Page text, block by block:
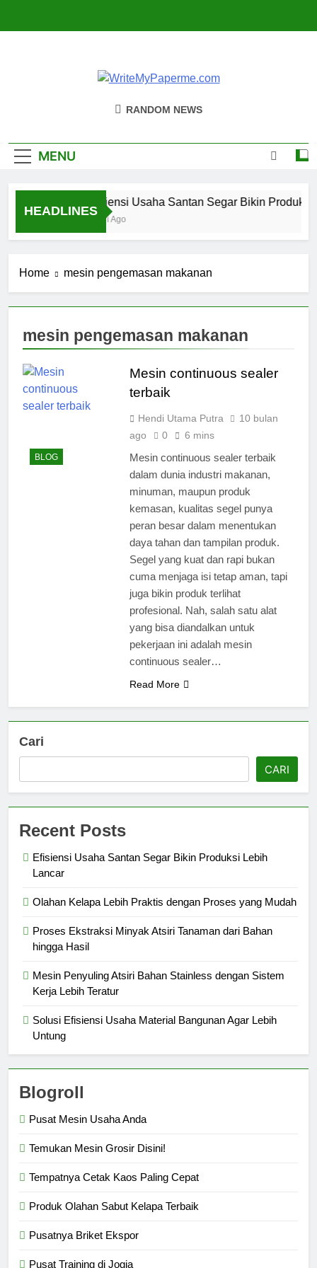
RANDOM NEWS
MENU
HEADLINES
Efisiensi Usaha Santan Segar Bikin Produksi
4 Hari Ago
Home mesin pengemasan makanan
mesin pengemasan makanan
BLOG
Mesin continuous sealer
terbaik
Hendi Utama Putra
10 bulan
ago
0 6 mins
Mesin continuous sealer terbaik
dalam dunia industri makanan,
minuman, maupun produk
kemasan, kualitas segel punya
peran besar dalam menentukan
daya tahan dan tampilan produk.
Segel yang kuat dan rapi bukan
cuma menjaga isi tetap aman, tapi
juga bikin produk terlihat
profesional. Nah, salah satu alat
yang bisa diandalkan untuk
pekerjaan ini adalah mesin
continuous sealer…
Read More
Cari
CARI
Recent Posts
Efisiensi Usaha Santan Segar Bikin Produksi Lebih
Lancar
Olahan Kelapa Lebih Praktis dengan Proses yang Mudah
Proses Ekstraksi Minyak Atsiri Tanaman dari Bahan
hingga Hasil
Mesin Penyuling Atsiri Bahan Stainless dengan Sistem
Kerja Lebih Teratur
Solusi Efisiensi Usaha Material Bangunan Agar Lebih
Untung
Blogroll
Pusat Mesin Usaha Anda
Temukan Mesin Grosir Disini!
Tempatnya Cetak Kaos Paling Cepat
Produk Olahan Sabut Kelapa Terbaik
Pusatnya Briket Ekspor
Pusat Training di Jogja